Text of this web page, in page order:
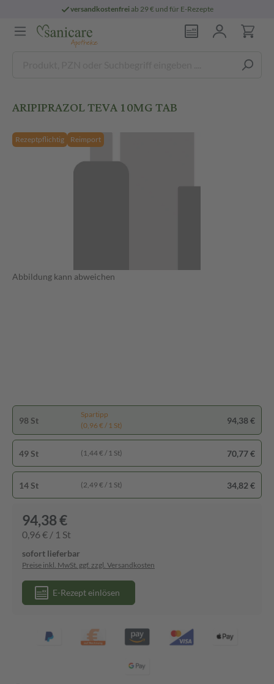
versandkostenfreiab 29 € und für E-Rezepte
ARIPIPRAZOL TEVA 10MG TAB
Rezeptpflichtig Reimport
Abbildung kann abweichen
98 St
Spartipp
(0,96 € / 1 St)
94,38 €
49 St (1,44 € / 1 St) 70,77 €
14 St (2,49 € / 1 St) 34,82 €
94,38 €
0,96 € / 1 St
sofort lieferbar
Preise inkl. MwSt. ggf. zzgl. Versandkosten
E-Rezept einlösen